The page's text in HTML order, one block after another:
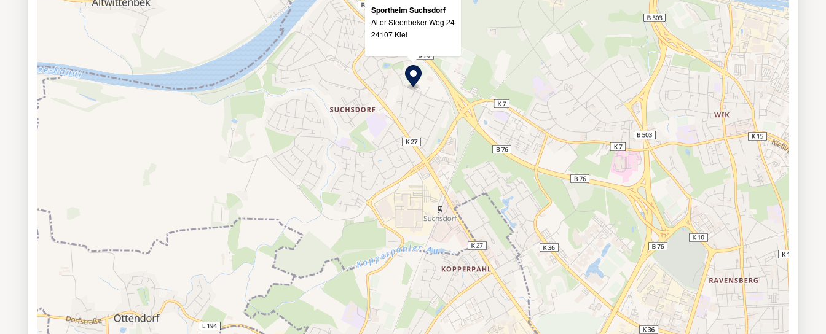
Sportheim Suchsdorf
Alter Steenbeker Weg 24
24107 Kiel